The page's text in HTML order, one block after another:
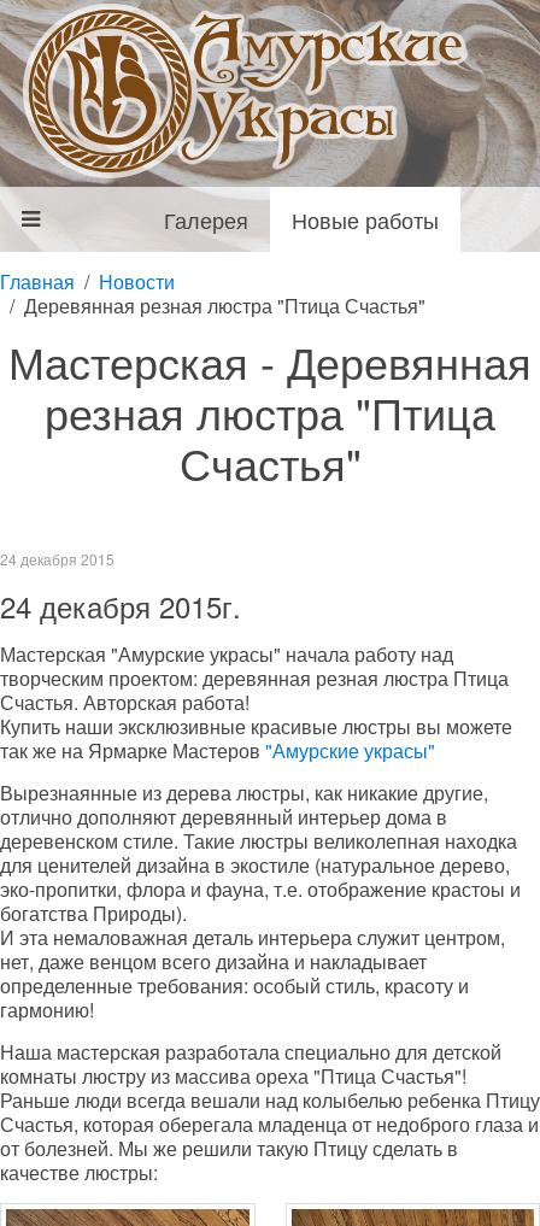
Галерея Новые работы
Главная
Новости
Деревянная резная люстра "Птица Счастья"
Мастерская - Деревянная
резная люстра "Птица
Счастья"
24 декабря 2015
24 декабря 2015г.
Мастерская "Амурские украсы" начала работу над
творческим проектом: деревянная резная люстра Птица
Счастья. Авторская работа!
Купить наши эксклюзивные красивые люстры вы можете
так же на Ярмарке Мастеров "Амурские украсы"
Вырезнаянные из дерева люстры, как никакие другие,
отлично дополняют деревянный интерьер дома в
деревенском стиле. Такие люстры великолепная находка
для ценителей дизайна в экостиле (натуральное дерево,
эко-пропитки, флора и фауна, т.е. отображение крастоы и
богатства Природы).
И эта немаловажная деталь интерьера служит центром,
нет, даже венцом всего дизайна и накладывает
определенные требования: особый стиль, красоту и
гармонию!
Наша мастерская разработала специально для детской
комнаты люстру из массива ореха "Птица Счастья"!
Раньше люди всегда вешали над колыбелью ребенка Птицу
Счастья, которая оберегала младенца от недоброго глаза и
от болезней. Мы же решили такую Птицу сделать в
качестве люстры: